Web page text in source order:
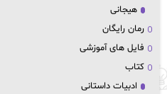
هیجانی
رمان رایگان
فایل های آموزشی
کتاب
ادبیات داستانی